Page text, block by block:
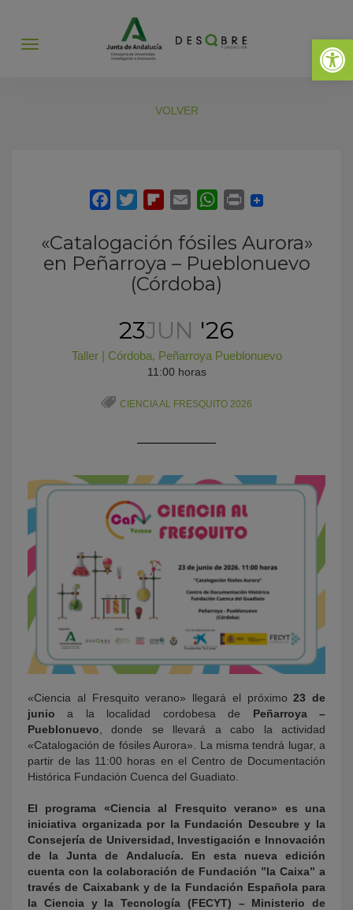
Abrir
Abrir
VOLVER
«Catalogación fósiles Aurora»
en Peñarroya – Pueblonuevo
(Córdoba)
23JUN '26
Taller| Córdoba, Peñarroya Pueblonuevo
11:00 horas
CIENCIA AL FRESQUITO 2026
«Ciencia al Fresquito verano» llegará el próximo23 de
junio a la localidad cordobesa de Peñarroya –
Pueblonuevo , donde se llevará a cabo la actividad
«Catalogación de fósiles Aurora». La misma tendrá lugar, a
partir de las 11:00 horas en el Centro de Documentación
Histórica Fundación Cuenca del Guadiato.
El programa «Ciencia al Fresquito verano» es una
iniciativa organizada por la Fundación Descubre y la
Consejería de Universidad, Investigación e Innovación
de la Junta de Andalucía. En esta nueva edición
cuenta con la colaboración de Fundación ”la Caixa” a
través de Caixabank y de la Fundación Española para
la Ciencia y la Tecnología (FECYT) – Ministerio de